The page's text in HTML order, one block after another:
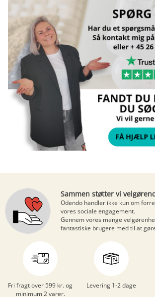
Fri fragt over 599 kr. og
minimum 2 varer.
Levering 1-2 dage
Sammen støtter vi
Odendo handler ikke kun om
vores sociale engagement.
Gennem vores mange
fantastiske brugere med til at